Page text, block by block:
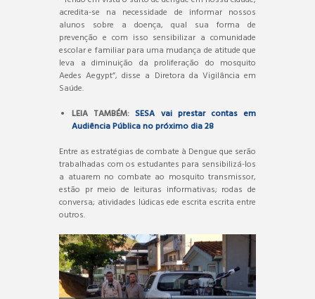
acredita-se na necessidade de informar nossos
alunos sobre a doença, qual sua forma de
prevenção e com isso sensibilizar a comunidade
escolar e familiar para uma mudança de atitude que
leva a diminuição da proliferação do mosquito
Aedes Aegypt”, disse a Diretora da Vigilância em
Saúde.
LEIA TAMBÉM:SESA vai prestar contas em
Audiência Pública no próximo dia 28
Entre as estratégias de combate à Dengue que serão
trabalhadas com os estudantes para sensibilizá-los
a atuarem no combate ao mosquito transmissor,
estão pr meio de leituras informativas; rodas de
conversa; atividades lúdicas ede escrita escrita entre
outros.